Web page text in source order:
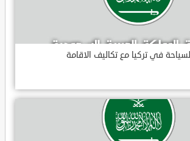
في تركيا مع تكاليف الاقامة